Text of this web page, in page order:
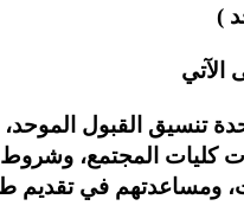
)
الآتي
تنسيق القبول
كليات المجتمع، وشروط
ومساعدتهم في تقديم